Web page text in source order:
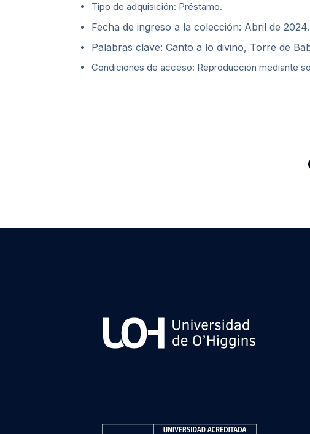
Tipo de adquisición: Préstamo.
Fecha de ingreso a la colección: Abril de 2024.
Palabras clave: Canto a lo divino, Torre de
Condiciones de acceso: Reproducción mediante